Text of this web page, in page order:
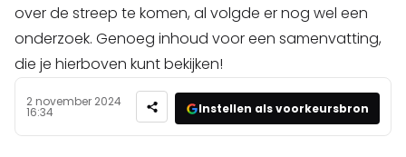
over de streep te komen, al volgde er nog wel een
onderzoek. Genoeg inhoud voor een samenvatting,
die je hierboven kunt bekijken!
2 november 2024
16:34 Instellen als voorkeursbron